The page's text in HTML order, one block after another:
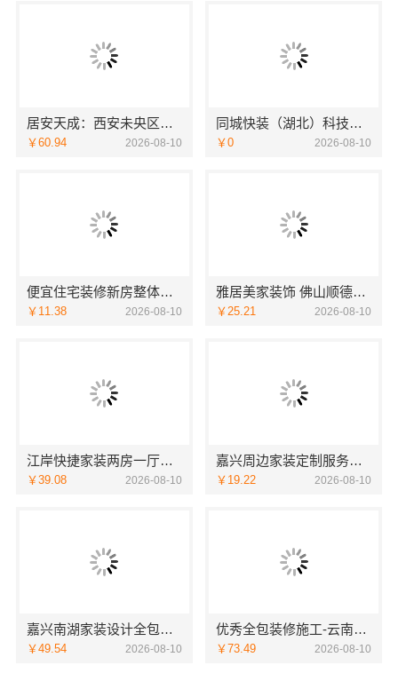
居安天成：西安未央区专业装修公寓，免费量房省心装
￥60.94 2026-08-10
同城快装（湖北）科技有限公司武昌老房装修北欧风靠谱
￥0 2026-08-10
便宜住宅装修新房整体布置施工案例_浙江乐享新材料有限公司
￥11.38 2026-08-10
雅居美家装饰 佛山顺德全包家装设计优选
￥25.21 2026-08-10
江岸快捷家装两房一厅选本地快装（湖北）科技有限公司
￥39.08 2026-08-10
嘉兴周边家装定制服务环保材料，嘉兴美派建材科技有限公司
￥19.22 2026-08-10
嘉兴南湖家装设计全包环保材料，嘉兴美派建材科技有限公司
￥49.54 2026-08-10
优秀全包装修施工-云南至高新型建材有限公司质量环保双保障
￥73.49 2026-08-10